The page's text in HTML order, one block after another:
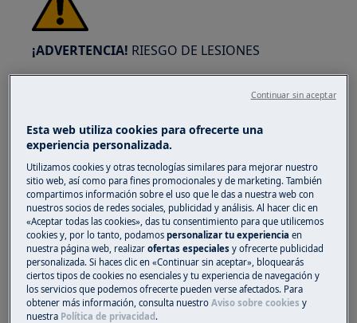
¡ADVERTENCIA! RIESGO DE LESIONES
electrodomésticos. Para los aparatos pesados
es más seguro que los muevan dos
personas. Utilice siempre guantes de seguridad
y calzado de protección. Lleve guantes de
seguridad en todo momento para protegerse
de cortes con bordes afilados.
Esta web utiliza cookies para ofrecerte una
experiencia personalizada.
Utilizamos cookies y otras tecnologías similares para mejorar nuestro
sitio web, así como para fines promocionales y de marketing. También
compartimos información sobre el uso que le das a nuestra web con
nuestros socios de redes sociales, publicidad y análisis. Al hacer clic en
«Aceptar todas las cookies», das tu consentimiento para que utilicemos
cookies y, por lo tanto, podamospersonalizar tu experienciaen
nuestra página web, realizarofertas especiales y ofrecerte publicidad
personalizada. Si haces clic en «Continuar sin aceptar», bloquearás
ciertos tipos de cookies no esenciales y tu experiencia de navegación y
los servicios que podemos ofrecerte pueden verse afectados. Para
obtener más información, consulta nuestroAviso sobre cookies y
nuestra Política de privacidad .
Continuar sin aceptar